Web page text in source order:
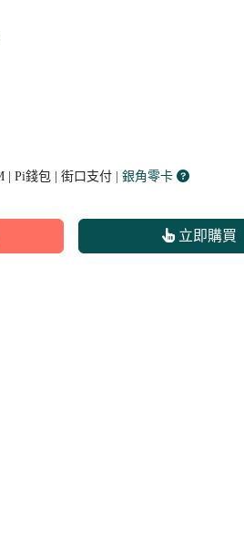
| Pi錢包 | 街口支付 | 銀角零卡
立即購買